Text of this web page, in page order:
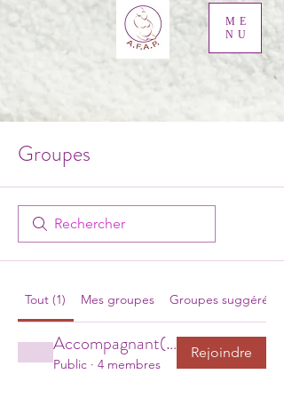
ME
NU
Groupes
Tout (1) Mes groupes Groupes suggérés
Accompagnant(e) Périnatal(e) de Gironde
Public · 4 membres
Rejoindre